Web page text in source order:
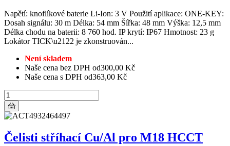
Napětí: knoflíkové baterie Li-Ion: 3 V Použití aplikace: ONE-KEY:
Dosah signálu: 30 m Délka: 54 mm Šířka: 48 mm Výška: 12,5 mm
Délka chodu na baterii: 8 760 hod. IP krytí: IP67 Hmotnost: 23 g
Lokátor TICK\u2122 je zkonstruován...
Není skladem
Naše cena bez DPH od300,00 Kč
Naše cena s DPH od363,00 Kč
Čelisti stříhací Cu/Al pro M18 HCCT